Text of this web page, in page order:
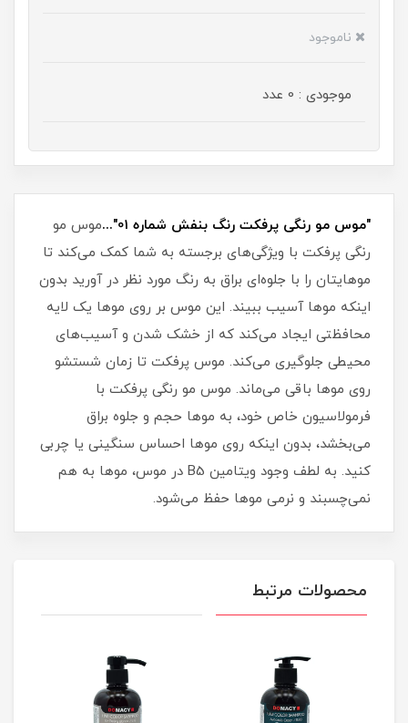
ناموجود
موجودی : 0 عدد
"موس مو رنگی پرفکت رنگ بنفش شماره 01"...
موس مو
رنگی پرفکت با ویژگی‌های برجسته به شما کمک می‌کند تا
موهایتان را با جلوه‌ای براق به رنگ مورد نظر در آورید بدون
اینکه موها آسیب ببیند. این موس بر روی موها یک لایه
محافظتی ایجاد می‌کند که از خشک شدن و آسیب‌های
محیطی جلوگیری می‌کند. موس پرفکت تا زمان شستشو
روی موها باقی می‌ماند. موس مو رنگی پرفکت با
فرمولاسیون خاص خود، به موها حجم و جلوه براق
می‌بخشد، بدون اینکه روی موها احساس سنگینی یا چربی
کنید. به لطف وجود ویتامین B5 در موس، موها به هم
نمی‌چسبند و نرمی موها حفظ می‌شود.
محصولات مرتبط